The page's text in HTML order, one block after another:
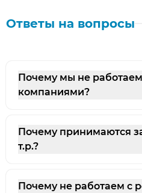
Ответы на вопросы
Почему мы не
компаниями?
Почему принимаются
т.р.?
Почему не работаем с